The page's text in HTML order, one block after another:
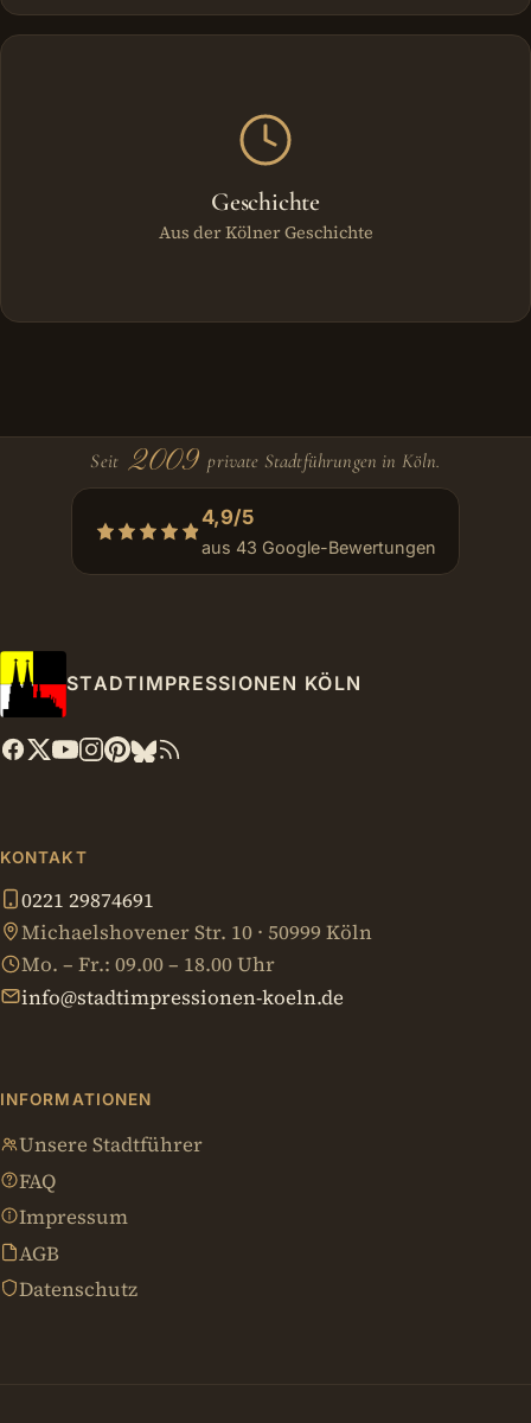
Geschichte
Aus der Kölner Geschichte
Seit 2009 private Stadtführungen in Köln.
4,9/5
aus 43 Google-Bewertungen
STADTIMPRESSIONEN KÖLN
KONTAKT
0221 29874691
Michaelshovener Str. 10 · 50999 Köln
Mo. – Fr.: 09.00 – 18.00 Uhr
info@stadtimpressionen-koeln.de
INFORMATIONEN
Unsere Stadtführer
FAQ
Impressum
AGB
Datenschutz